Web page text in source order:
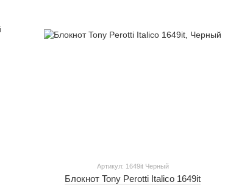
Артикул: 1649it Черный
Блокнот Tony Perotti Italico 1649it